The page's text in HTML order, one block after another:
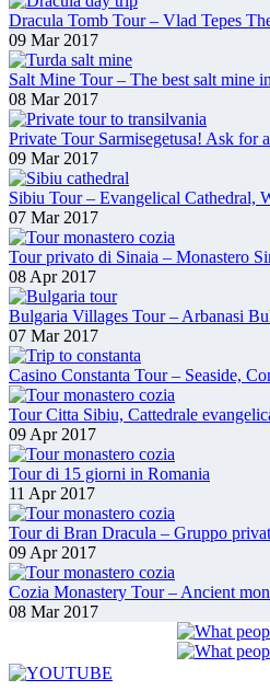
Dracula Tomb Tour – Vlad Tepes
09 Mar 2017
Salt Mine Tour – The best salt mine
08 Mar 2017
Private Tour Sarmisegetusa! Ask for
09 Mar 2017
Sibiu Tour – Evangelical Cathedral,
07 Mar 2017
Tour privato di Sinaia – Monastero
08 Apr 2017
Bulgaria Villages Tour – Arbanasi
07 Mar 2017
Casino Constanta Tour – Seaside,
Tour Citta Sibiu, Cattedrale
09 Apr 2017
Tour di 15 giorni in Romania
11 Apr 2017
Tour di Bran Dracula – Gruppo
09 Apr 2017
Cozia Monastery Tour – Ancient
08 Mar 2017
Moldavia
Tour privato 15
Mare nera
Constanta tour
Tour privato 14
Moldavia
Tour privato 15
Tour privato 14
Moldavia
Transnistria
Repubblica di Moldova
Tour di 15 giorni in
Tour privato 15
Transnistria
Tour privato 14
Moldavia
Tour privato 15
Transnistria
giornata
Tour di 15 giorni in
ENGLISH
FRANÇAIS